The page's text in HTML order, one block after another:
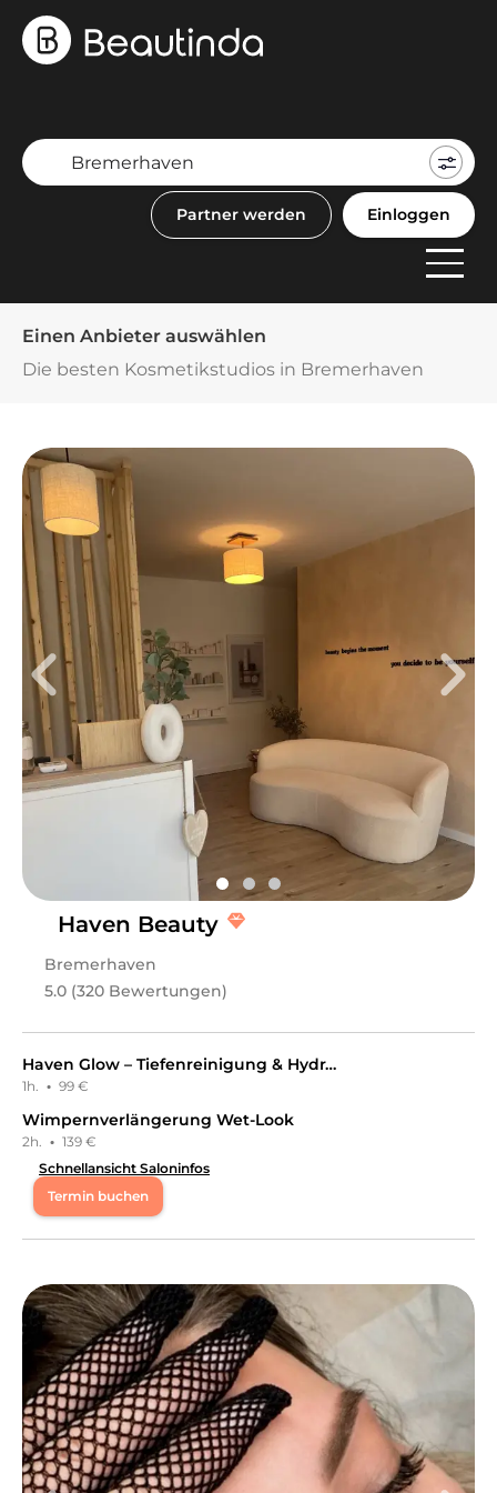
Partner werden Einloggen
Einen Anbieter auswählen
Die besten Kosmetikstudios in Bremerhaven
Haven Beauty
Bremerhaven
5.0 (320 Bewertungen)
Haven Glow – Tiefenreinigung & Hydration
1h. · 99 €
Wimpernverlängerung Wet-Look
2h. · 139 €
Schnellansicht Saloninfos
Termin buchen
Mo 09:00 - 19:00
Di 09:00 - 19:00
Mi 09:00 - 16:00
Do 09:00 - 19:00
Fr 09:00 - 13:00